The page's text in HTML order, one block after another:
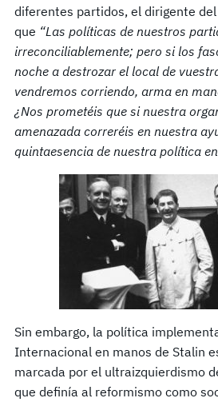
diferentes partidos, el dirigente
que “Las políticas de nuestros
irreconciliablemente; pero si los
noche a destrozar el local de
vendremos corriendo, arma en
¿Nos prometéis que si nuestra
amenazada correréis en nuestra
quintaesencia de nuestra política
Sin embargo, la política
Internacional en manos de Stalin
marcada por el ultraizquierdismo
que definía al reformismo como